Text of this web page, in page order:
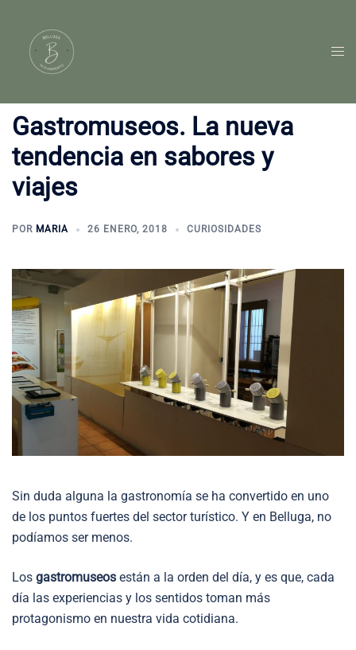
contenido
Gastromuseos. La nueva
tendencia en sabores y
viajes
POR MARIA 26 ENERO, 2018 CURIOSIDADES
Sin duda alguna la gastronomía se ha convertido en uno
de los puntos fuertes del sector turístico. Y en Belluga, no
podíamos ser menos.
Los gastromuseos están a la orden del día, y es que, cada
día las experiencias y los sentidos toman más
protagonismo en nuestra vida cotidiana.